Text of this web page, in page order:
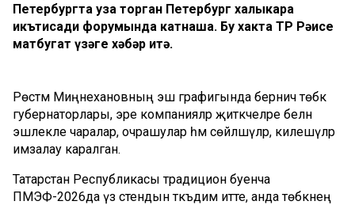
Петербургта уза торган Петербург халыкара
икътисади форумында катнаша. Бу хакта ТР Рәисе
матбугат үзәге хәбәр итә.
Рөстәм Миңнехановның эш графигында берничә төбәк
губернаторлары, эре компанияләр җитәкчеләре белән
эшлекле чаралар, очрашулар һәм сөйләшүләр, килешүләр
имзалау каралган.
Татарстан Республикасы традицион буенча
ПМЭФ-2026да үз стендын тәкъдим итте, анда төбәкнең